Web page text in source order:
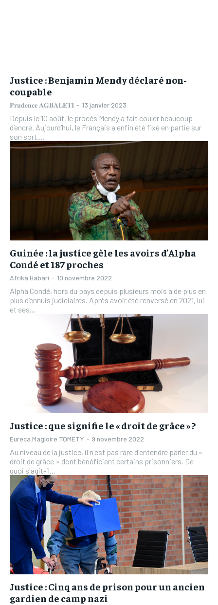
Justice : Benjamin Mendy déclaré non-
coupable
𝐏𝐫𝐮𝐝𝐞𝐧𝐜𝐞 𝐀𝐆𝐁𝐀𝐋𝐄𝐓𝐈 - 13 janvier 2023
Depuis le 10 août, le procès Mendy a fait couler beaucoup
d’encre. Aujourd’hui, le Français a enfin été fixé en partie sur
son sort....
Guinée : la justice gèle les avoirs d’Alpha
Condé et 187 proches
Afrika Habari - 10 novembre 2022
Alpha Condé, hors du pays depuis plusieurs mois a de plus en
plus d’ennuis judiciaires. Après avoir été renversé en 2021, lui
et ses...
Justice : que signifie le « droit de grâce » ?
Eureca Magloire TOMETY - 9 novembre 2022
Au niveau de la justice, il n'est pas rare d'entendre parler du «
droit de grâce » dont bénéficient certains prisonniers. De
quoi s'agit-il...
Justice : Cinq ans de prison pour un ancien
gardien de camp nazi